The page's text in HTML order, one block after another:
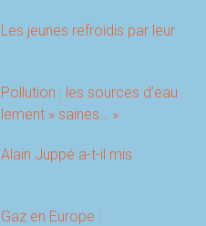
jeunes refroidis par leur
: les sources d’eau
» saines… »
Juppé a-t-il mis
en Europe :